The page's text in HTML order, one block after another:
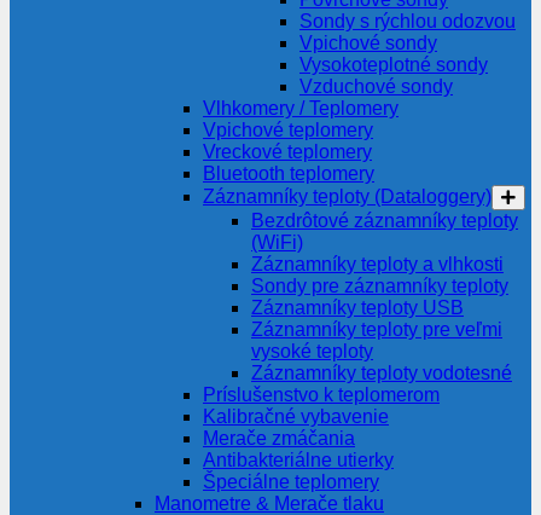
Sondy s rýchlou odozvou
Vpichové sondy
Vysokoteplotné sondy
Vzduchové sondy
Vlhkomery / Teplomery
Vpichové teplomery
Vreckové teplomery
Bluetooth teplomery
Záznamníky teploty (Dataloggery)
Bezdrôtové záznamníky teploty
(WiFi)
Záznamníky teploty a vlhkosti
Sondy pre záznamníky teploty
Záznamníky teploty USB
Záznamníky teploty pre veľmi
vysoké teploty
Záznamníky teploty vodotesné
Príslušenstvo k teplomerom
Kalibračné vybavenie
Merače zmáčania
Antibakteriálne utierky
Špeciálne teplomery
Manometre & Merače tlaku